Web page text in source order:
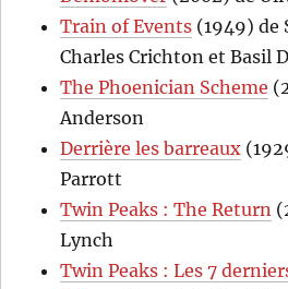
Train of Events (1949) de
Charles Crichton et Basil
The Phoenician Scheme
Anderson
Derrière les barreaux
Parrott
Twin Peaks : The Return
Lynch
Twin Peaks : Les 7